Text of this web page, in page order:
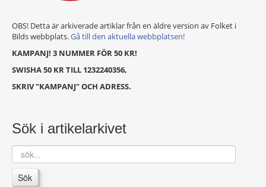
OBS! Detta är arkiverade artiklar från en äldre version av Folket i
Bilds webbplats.Gå till den aktuella webbplatsen!
KAMPANJ! 3 NUMMER FÖR 50 KR!
SWISHA 50 KR TILL 1232240356,
SKRIV "KAMPANJ" OCH ADRESS.
Sök i artikelarkivet
sök...
Sök